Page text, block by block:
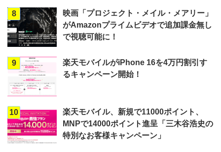
8
映画「プロジェクト・メイル・メアリー」
がAmazonプライムビデオで追加課金無し
で視聴可能に！
9
楽天モバイルがiPhone 16を4万円割引す
るキャンペーン開始！
10
楽天モバイル、新規で11000ポイント、
MNPで14000ポイント進呈「三木谷浩史の
特別なお客様キャンペーン」